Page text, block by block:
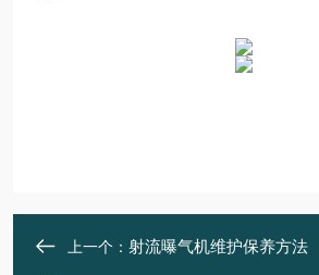
上一个： 射流曝气机维护保养方法